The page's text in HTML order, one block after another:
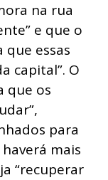
na rua
e que o
essas
capital”. O
que os
para
mais
“recuperar